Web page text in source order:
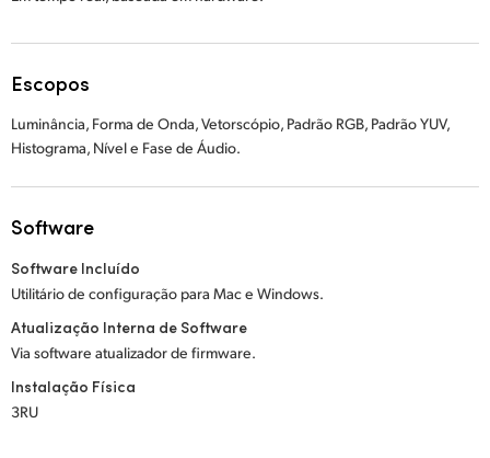
Escopos
Luminância, Forma de Onda, Vetorscópio, Padrão RGB, Padrão YUV,
Histograma, Nível e Fase de Áudio.
Software
Software Incluído
Utilitário de configuração para Mac e Windows.
Atualização Interna de Software
Via software atualizador de firmware.
Instalação Física
3RU